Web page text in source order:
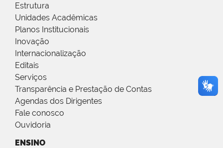
Estrutura
Unidades Acadêmicas
Planos Institucionais
Inovação
Internacionalização
Editais
Serviços
Transparência e Prestação de Contas
Agendas dos Dirigentes
Fale conosco
Ouvidoria
ENSINO